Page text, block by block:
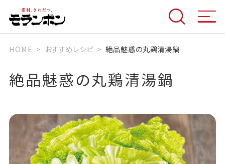
HOME おすすめレシピ 絶品魅惑の丸鶏清湯鍋
絶品魅惑の丸鶏清湯鍋